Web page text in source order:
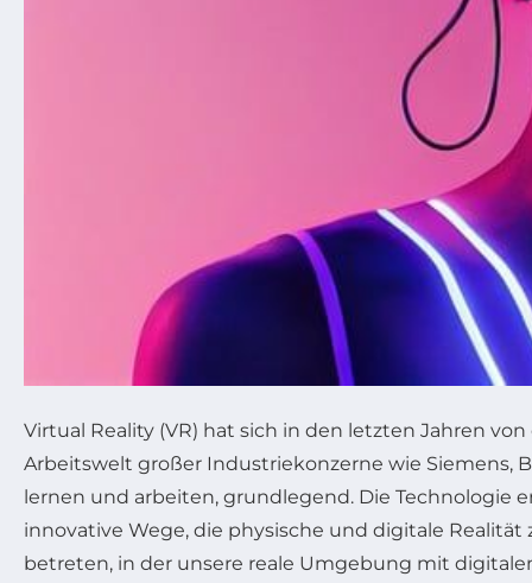
Virtual Reality (VR) hat sich in den letzten Jahren
Arbeitswelt großer Industriekonzerne wie Siemens,
lernen und arbeiten, grundlegend. Die Technologie
innovative Wege, die physische und digitale Realität
betreten, in der unsere reale Umgebung mit